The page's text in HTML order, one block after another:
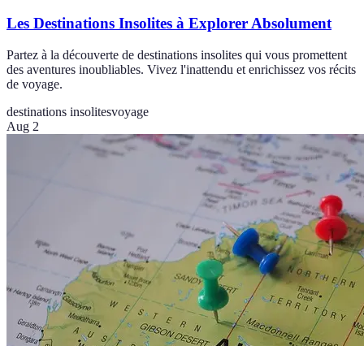
Les Destinations Insolites à Explorer Absolument
Partez à la découverte de destinations insolites qui vous promettent
des aventures inoubliables. Vivez l'inattendu et enrichissez vos récits
de voyage.
destinations insolitesvoyage
Aug 2